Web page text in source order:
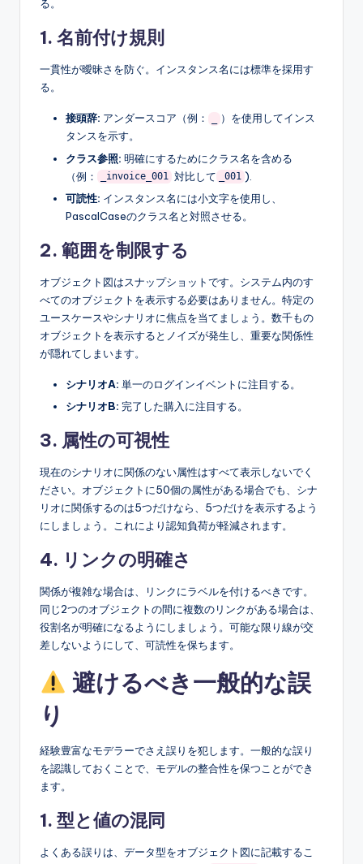
る。
1. 名前付け規則
一貫性が曖昧さを防ぐ。インスタンス名には標準を採用す
る。
接頭辞: アンダースコア（例：
）を使用してインス
タンスを示す。
クラス参照: 明確にするためにクラス名を含める
（例：
_invoice_001 対比して _001 ).
可読性: インスタンス名には小文字を使用し、
PascalCaseのクラス名と対照させる。
2. 範囲を制限する
オブジェクト図はスナップショットです。システム内のす
べてのオブジェクトを表示する必要はありません。特定の
ユースケースやシナリオに焦点を当てましょう。数千もの
オブジェクトを表示するとノイズが発生し、重要な関係性
が隠れてしまいます。
シナリオA: 単一のログインイベントに注目する。
シナリオB: 完了した購入に注目する。
3. 属性の可視性
現在のシナリオに関係のない属性はすべて表示しないでく
ださい。オブジェクトに50個の属性がある場合でも、シナ
リオに関係するのは5つだけなら、5つだけを表示するよう
にしましょう。これにより認知負荷が軽減されます。
4. リンクの明確さ
関係が複雑な場合は、リンクにラベルを付けるべきです。
同じ2つのオブジェクトの間に複数のリンクがある場合は、
役割名が明確になるようにしましょう。可能な限り線が交
差しないようにして、可読性を保ちます。
避けるべき一般的な誤
り
経験豊富なモデラーでさえ誤りを犯します。一般的な誤り
を認識しておくことで、モデルの整合性を保つことができ
ます。
1. 型と値の混同
よくある誤りは、データ型をオブジェクト図に記載するこ